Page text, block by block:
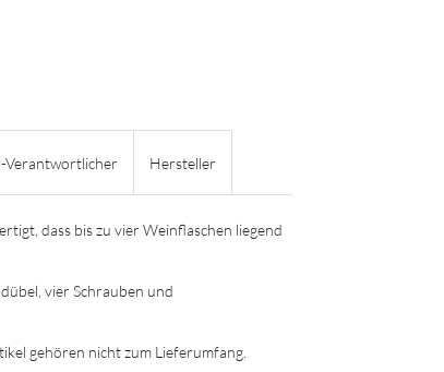
Verantwortlicher Hersteller
dass bis zu vier Weinflaschen liegend
vier Schrauben und
gehören nicht zum Lieferumfang.